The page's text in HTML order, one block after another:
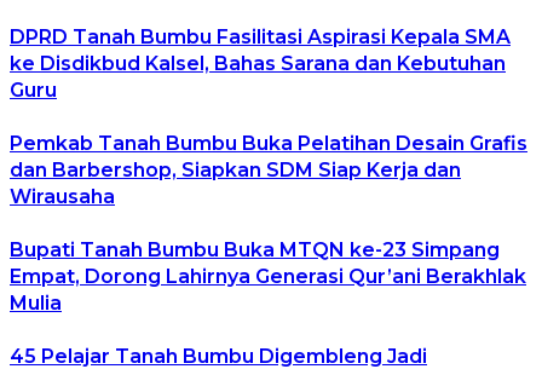
DPRD Tanah Bumbu Fasilitasi Aspirasi Kepala SMA
ke Disdikbud Kalsel, Bahas Sarana dan Kebutuhan
Guru
Pemkab Tanah Bumbu Buka Pelatihan Desain Grafis
dan Barbershop, Siapkan SDM Siap Kerja dan
Wirausaha
Bupati Tanah Bumbu Buka MTQN ke-23 Simpang
Empat, Dorong Lahirnya Generasi Qur’ani Berakhlak
Mulia
45 Pelajar Tanah Bumbu Digembleng Jadi